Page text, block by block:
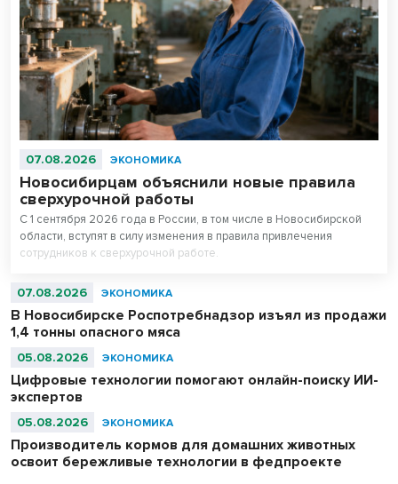
07.08.2026 ЭКОНОМИКА
Новосибирцам объяснили новые правила
сверхурочной работы
С 1 сентября 2026 года в России, в том числе в Новосибирской
области, вступят в силу изменения в правила привлечения
сотрудников к сверхурочной работе.
07.08.2026 ЭКОНОМИКА
В Новосибирске Роспотребнадзор изъял из продажи
1,4 тонны опасного мяса
05.08.2026 ЭКОНОМИКА
Цифровые технологии помогают онлайн-поиску ИИ-
экспертов
05.08.2026 ЭКОНОМИКА
Производитель кормов для домашних животных
освоит бережливые технологии в федпроекте